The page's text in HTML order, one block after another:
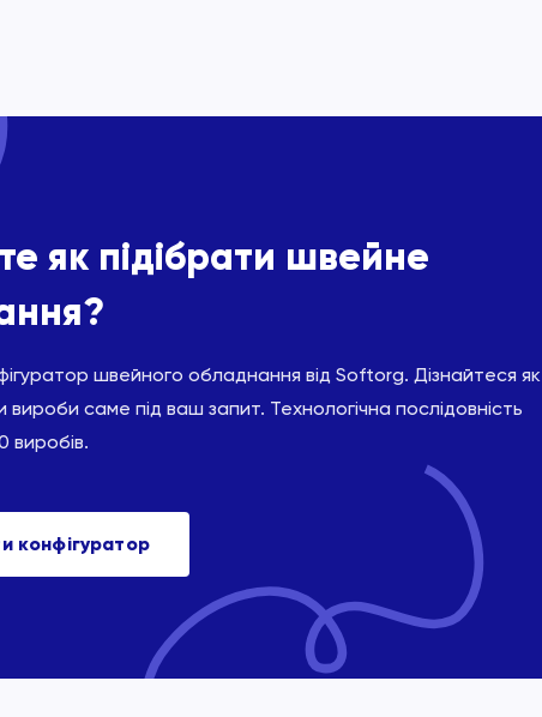
як підібрати швейне
швейного обладнання від Softorg. Дізнайтеся як
саме під ваш запит. Технологічна послідовність
виробів.
конфігуратор